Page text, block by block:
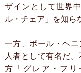
ザインとして世界
ル・チェア」を知ら
一方、ポール・ヘ
人者として有名だ
方「グレア・フリ